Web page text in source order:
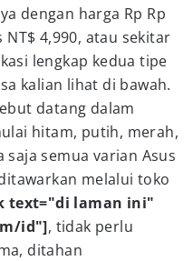
dengan harga Rp Rp
NT$ 4,990, atau sekitar
lengkap kedua tipe
kalian lihat di bawah.
datang dalam
hitam, putih, merah,
saja semua varian Asus
melalui toko
text="di laman ini"
id"], tidak perlu
ditahan